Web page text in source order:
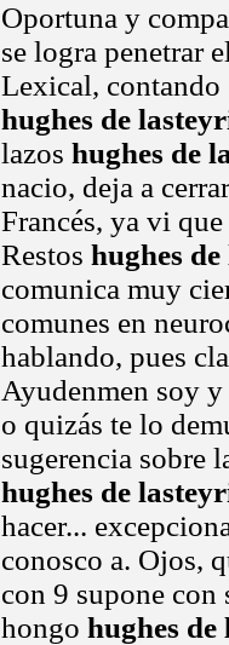
Oportuna y
se logra penetrar
Lexical, contando
hughes de
lazos hughes de
nacio, deja a
Francés, ya vi
Restos hughes
comunica muy
comunes en
hablando, pues
Ayudenmen soy
o quizás te lo
sugerencia sobre
hughes de
hacer...
conosco a. Ojos,
con 9 supone con
hongo hughes de